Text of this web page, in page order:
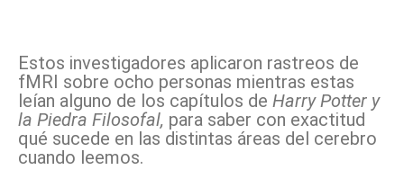
Estos investigadores aplicaron rastreos de
fMRI sobre ocho personas mientras estas
leían alguno de los capítulos de Harry Potter y
la Piedra Filosofal, para saber con exactitud
qué sucede en las distintas áreas del cerebro
cuando leemos.